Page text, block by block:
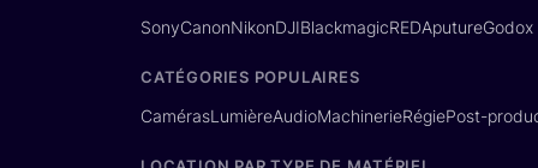
SonyCanonNikonDJIBlackmagicREDAputureGodox
CATÉGORIES POPULAIRES
CamérasLumièreAudioMachinerieRégiePost-